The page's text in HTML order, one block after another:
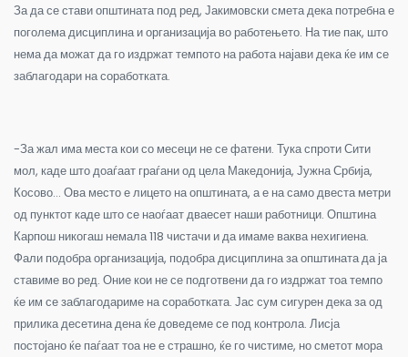
За да се стави општината под ред, Јакимовски смета дека потребна е
поголема дисциплина и организација во работењето. На тие пак, што
нема да можат да го издржат темпото на работа најави дека ќе им се
заблагодари на соработката.
-За жал има места кои со месеци не се фатени. Тука спроти Сити
мол, каде што доаѓаат граѓани од цела Македонија, Јужна Србија,
Косово… Ова место е лицето на општината, а е на само двеста метри
од пунктот каде што се наоѓаат дваесет наши работници. Општина
Карпош никогаш немала 118 чистачи и да имаме ваква нехигиена.
Фали подобра организација, подобра дисциплина за општината да ја
ставиме во ред. Оние кои не се подготвени да го издржат тоа темпо
ќе им се заблагодариме на соработката. Јас сум сигурен дека за од
прилика десетина дена ќе доведеме се под контрола. Лисја
постојано ќе паѓаат тоа не е страшно, ќе го чистиме, но сметот мора